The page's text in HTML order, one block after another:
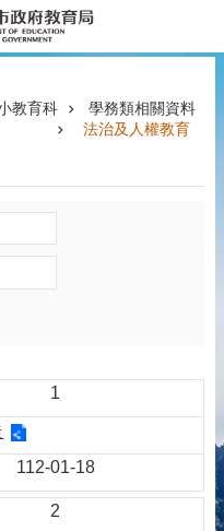
教育科
學務類相關資料
法治及人權教育
1
112-01-18
2